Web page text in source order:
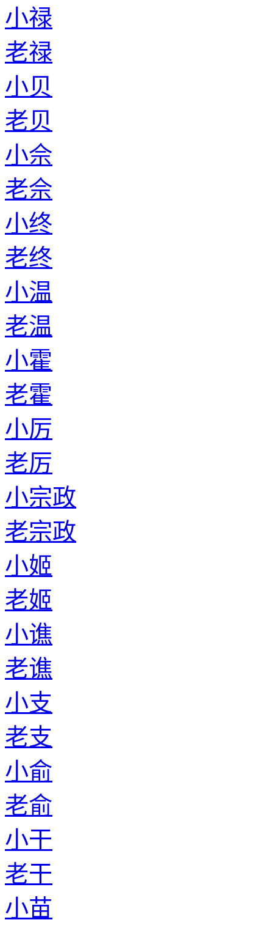
小禄
老禄
小贝
老贝
小佘
老佘
小终
老终
小温
老温
小霍
老霍
小厉
老厉
小宗政
老宗政
小姬
老姬
小谯
老谯
小支
老支
小俞
老俞
小干
老干
小苗